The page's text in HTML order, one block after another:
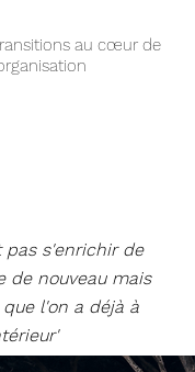
au cœur de
pas s'enrichir de
de nouveau mais
l'on a déjà à